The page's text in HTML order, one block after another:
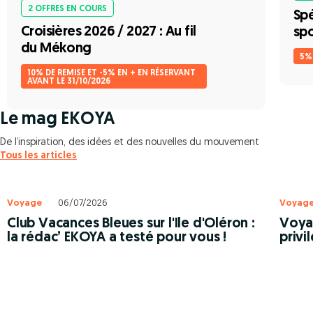
2 OFFRES EN COURS
Croisières 2026 / 2027 : Au fil
du Mékong
10% DE REMISE ET -5% EN + EN RÉSERVANT
AVANT LE 31/10/2026
5%
Le mag EKOYA
De l’inspiration, des idées et des nouvelles du mouvement
Tous les articles
Voyage 06/07/2026
Club Vacances Bleues sur l'Ile d'Oléron :
la rédac’ EKOYA a testé pour vous !